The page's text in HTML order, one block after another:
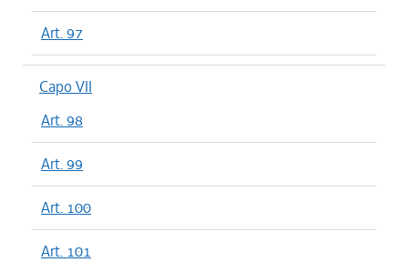
Art. 97
Capo VII
Art. 98
Art. 99
Art. 100
Art. 101